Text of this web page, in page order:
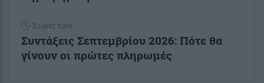
2 ώρες πριν
Συντάξεις Σεπτεμβρίου 2026: Πότε θα
γίνουν οι πρώτες πληρωμές